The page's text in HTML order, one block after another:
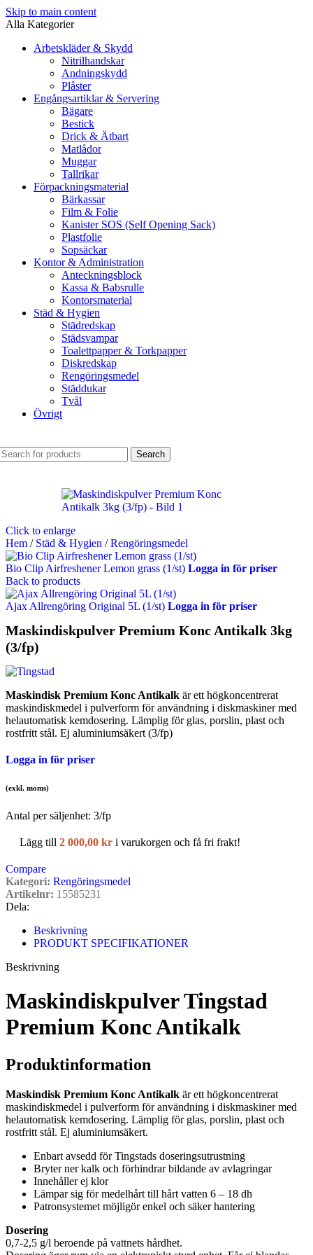
Skip to main content
Alla Kategorier
Arbetskläder & Skydd
Nitrilhandskar
Andningskydd
Plåster
Engångsartiklar & Servering
Bägare
Bestick
Drick & Ätbart
Matlådor
Muggar
Tallrikar
Förpackningsmaterial
Bärkassar
Film & Folie
Kanister SOS (Self Opening Sack)
Plastfolie
Sopsäckar
Kontor & Administration
Anteckningsblock
Kassa & Babsrulle
Kontorsmaterial
Städ & Hygien
Städredskap
Städsvampar
Toalettpapper & Torkpapper
Diskredskap
Rengöringsmedel
Städdukar
Tvål
Övrigt
Search
Click to enlarge
Hem / Städ & Hygien / Rengöringsmedel
Bio Clip Airfreshener Lemon grass (1/st) Logga in för priser
Back to products
Ajax Allrengöring Original 5L (1/st) Logga in för priser
Maskindiskpulver Premium Konc Antikalk 3kg
(3/fp)
Maskindisk Premium Konc Antikalk är ett högkoncentrerat
maskindiskmedel i pulverform för användning i diskmaskiner med
helautomatisk kemdosering. Lämplig för glas, porslin, plast och
rostfritt stål. Ej aluminiumsäkert (3/fp)
Logga in för priser
(exkl. moms)
Antal per säljenhet: 3/fp
Lägg till 2 000,00 kr i varukorgen och få fri frakt!
Compare
Kategori: Rengöringsmedel
Artikelnr: 15585231
Dela:
Beskrivning
PRODUKT SPECIFIKATIONER
Beskrivning
Maskindiskpulver Tingstad
Premium Konc Antikalk
Produktinformation
Maskindisk Premium Konc Antikalk är ett högkoncentrerat
maskindiskmedel i pulverform för användning i diskmaskiner med
helautomatisk kemdosering. Lämplig för glas, porslin, plast och
rostfritt stål. Ej aluminiumsäkert.
Enbart avsedd för Tingstads doseringsutrustning
Bryter ner kalk och förhindrar bildande av avlagringar
Innehåller ej klor
Lämpar sig för medelhårt till hårt vatten 6 – 18 dh
Patron­systemet möjligör enkel och säker hantering
Dosering
0,7-2,5 g/l beroende på vattnets hårdhet.